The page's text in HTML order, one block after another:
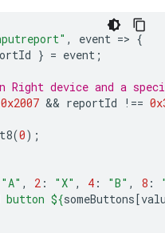
, event => {
} = event ;
Right device and a
0x2007 && reportId !==
(0);
"A" , 2 : "X" , 4 : "B" , 8 :
button ${someButtons[